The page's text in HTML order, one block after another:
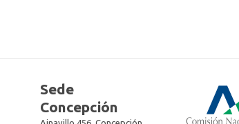
Sede
Concepción